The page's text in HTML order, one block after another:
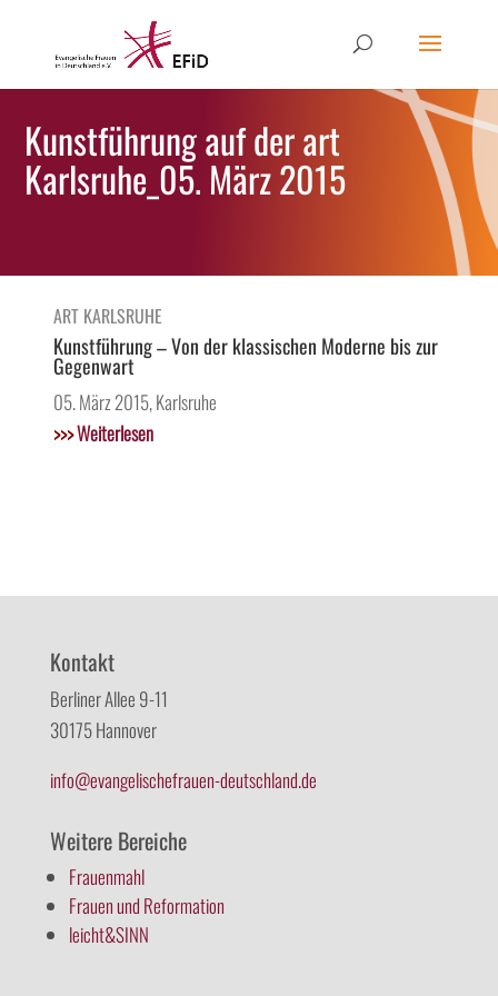
Kunstführung auf der art
Karlsruhe_05. März 2015
ART KARLSRUHE
Kunstführung – Von der klassischen Moderne bis zur
Gegenwart
05. März 2015, Karlsruhe
>>>Weiterlesen
Kontakt
Berliner Allee 9-11
30175 Hannover
info@evangelischefrauen-deutschland.de
Weitere Bereiche
Frauenmahl
Frauen und Reformation
leicht&SINN